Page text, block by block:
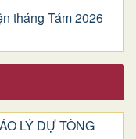
tháng Tám 2026
LÝ DỰ TÒNG